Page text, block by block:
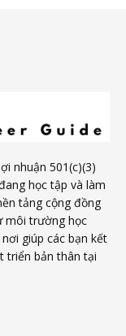
nhuận 501(c)(3)
học tập và làm
tảng cộng đồng
môi trường học
giúp các bạn kết
triển bản thân tại